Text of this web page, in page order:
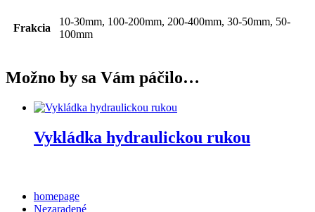
Frakcia
10-30mm, 100-200mm, 200-400mm, 30-50mm, 50-
100mm
Možno by sa Vám páčilo…
Vykládka hydraulickou rukou
homepage
Nezaradené